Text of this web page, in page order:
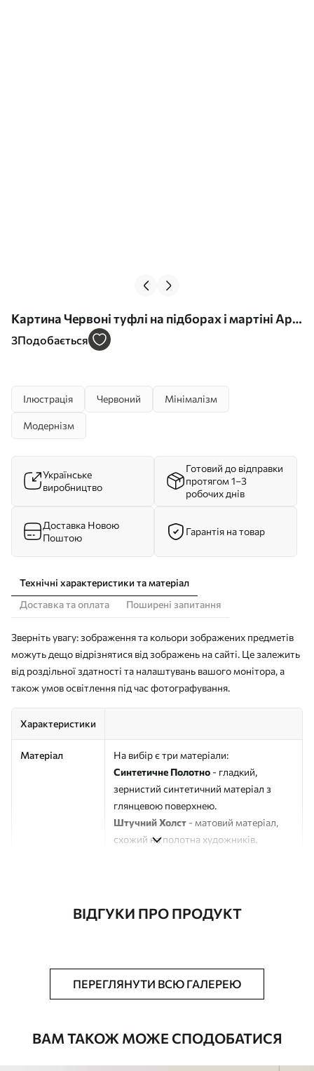
Картина Червоні туфлі на підборах і мартіні Арт.
s49325
3Подобається
Ілюстрація Червоний Мінімалізм
Модернізм
Українське
виробництво
Готовий до відправки
протягом 1–3
робочих днів
Доставка Новою
Поштою
Гарантія на товар
Технічні характеристики та матеріал
Доставка та оплата
Поширені запитання
Зверніть увагу: зображення та кольори зображених предметів
можуть дещо відрізнятися від зображень на сайті. Це залежить
від роздільної здатності та налаштувань вашого монітора, а
також умов освітлення під час фотографування.
Характеристики
Матеріал
На вибір є три матеріали:
Синтетичне Полотно - гладкий,
зернистий синтетичний матеріал з
глянцевою поверхнею.
Штучний Холст - матовий матеріал,
схожий на полотна художників.
Додатково Можна додати лакове покриття.
ВІДГУКИ ПРО ПРОДУКТ
ПЕРЕГЛЯНУТИ ВСЮ ГАЛЕРЕЮ
ВАМ ТАКОЖ МОЖЕ СПОДОБАТИСЯ